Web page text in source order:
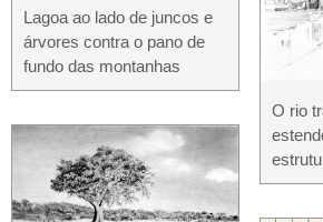
Lagoa ao lado de juncos e
árvores contra o pano de
fundo das montanhas
O rio